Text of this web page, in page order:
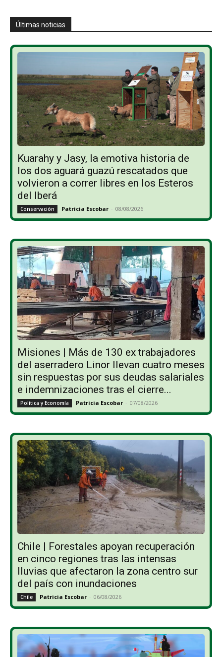
Últimas noticias
Kuarahy y Jasy, la emotiva historia de
los dos aguará guazú rescatados que
volvieron a correr libres en los Esteros
del Iberá
Conservación Patricia Escobar - 08/08/2026
Misiones | Más de 130 ex trabajadores
del aserradero Linor llevan cuatro meses
sin respuestas por sus deudas salariales
e indemnizaciones tras el cierre...
Política y Economía Patricia Escobar - 07/08/2026
Chile | Forestales apoyan recuperación
en cinco regiones tras las intensas
lluvias que afectaron la zona centro sur
del país con inundaciones
Chile Patricia Escobar - 06/08/2026